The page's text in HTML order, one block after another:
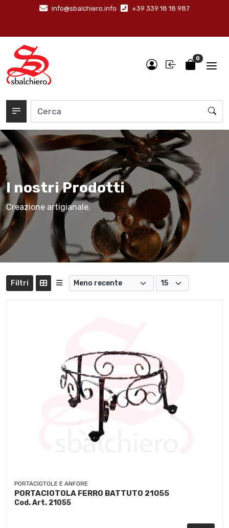
info@sbalchiero.info +39 339 18 18 987
0
I nostri Prodotti
Creazione artigianale.
Filtri
PORTACIOTOLE E ANFORE
PORTACIOTOLA FERRO BATTUTO 21055
Cod. Art. 21055